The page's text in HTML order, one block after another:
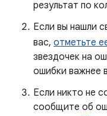
результат по
Если вы нашли
вас, отметьте
звездочек на
ошибки важнее
Если никто не
сообщите об